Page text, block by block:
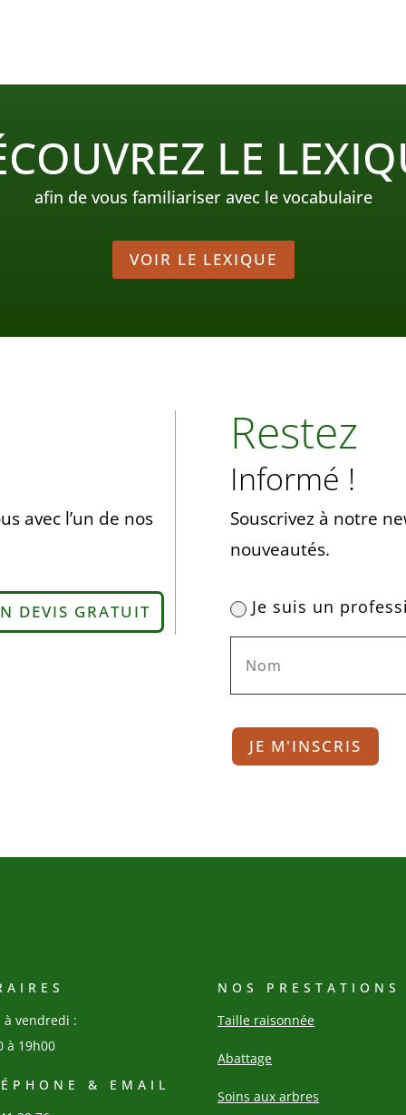
LE
afin de vous familiariser avec le vocabulaire
VOIR LE LEXIQUE
avec l’un de nos
DEVIS GRATUIT
Restez
Informé !
Souscrivez à notre
nouveautés.
Je suis un
JE M'INSCRIS
à vendredi :
à 19h00
& EMAIL
NOS PRESTATIONS
Taille raisonnée
Abattage
Soins aux arbres